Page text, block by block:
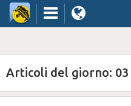
Articoli del giorno: